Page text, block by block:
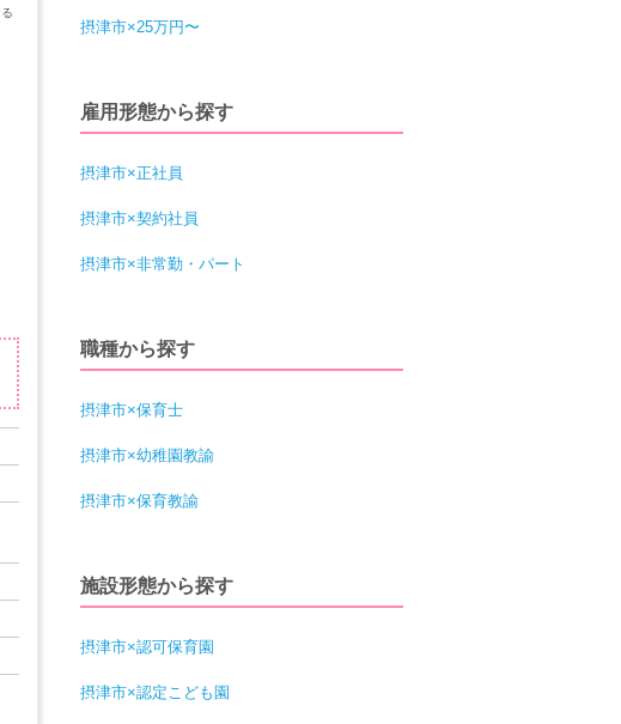
摂津市×25万円〜
雇用形態から探す
摂津市×正社員
摂津市×契約社員
摂津市×非常勤・パート
職種から探す
摂津市×保育士
摂津市×幼稚園教諭
摂津市×保育教諭
施設形態から探す
摂津市×認可保育園
摂津市×認定こども園